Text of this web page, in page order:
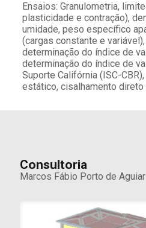
Ensaios: Granulometria,
plasticidade e contração),
umidade, peso específico
(cargas constante e
determinação do índice de
determinação do índice de
Suporte Califórnia (ISC-
estático, cisalhamento direto
Consultoria
Marcos Fábio Porto de Aguiar